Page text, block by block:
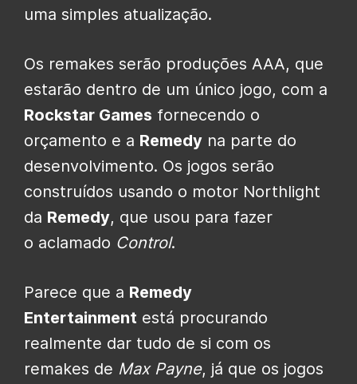
uma simples atualização.
Os remakes serão produções AAA, que
estarão dentro de um único jogo, com a
Rockstar Games fornecendo o
orçamento e a Remedy na parte do
desenvolvimento. Os jogos serão
construídos usando o motor Northlight
da Remedy, que usou para fazer
o aclamado Control.
Parece que a Remedy
Entertainment está procurando
realmente dar tudo de si com os
remakes de Max Payne, já que os jogos